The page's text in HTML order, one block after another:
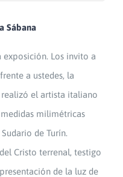
Sábana
Los invito a
a ustedes, la
el artista italiano
milimétricas
de Turín.
Cristo terrenal, testigo
de la luz de